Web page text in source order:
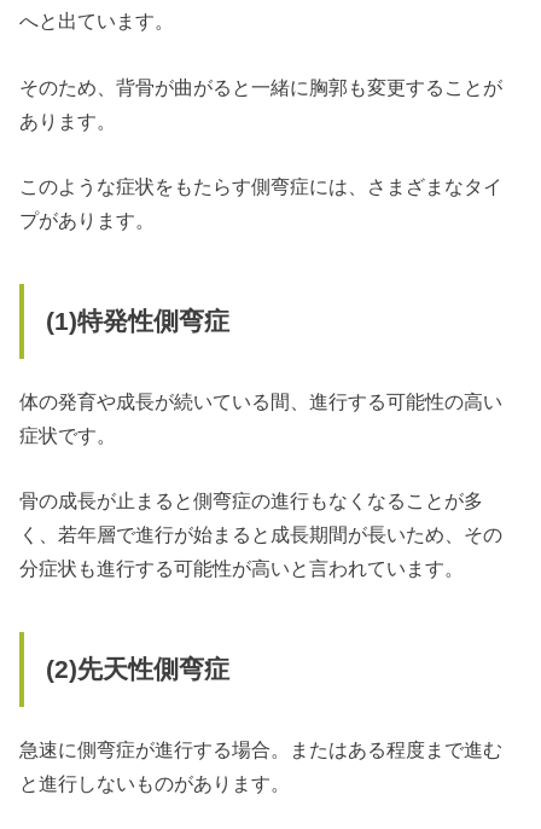
へと出ています。
そのため、背骨が曲がると一緒に胸郭も変更することが
あります。
このような症状をもたらす側弯症には、さまざまなタイ
プがあります。
(1)特発性側弯症
体の発育や成長が続いている間、進行する可能性の高い
症状です。
骨の成長が止まると側弯症の進行もなくなることが多
く、若年層で進行が始まると成長期間が長いため、その
分症状も進行する可能性が高いと言われています。
(2)先天性側弯症
急速に側弯症が進行する場合。またはある程度まで進む
と進行しないものがあります。